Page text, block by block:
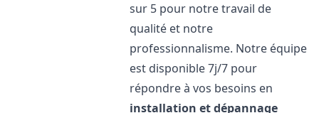
sur 5 pour notre travail de
qualité et notre
professionnalisme. Notre équipe
est disponible 7j/7 pour
répondre à vos besoins en
installation et dépannage